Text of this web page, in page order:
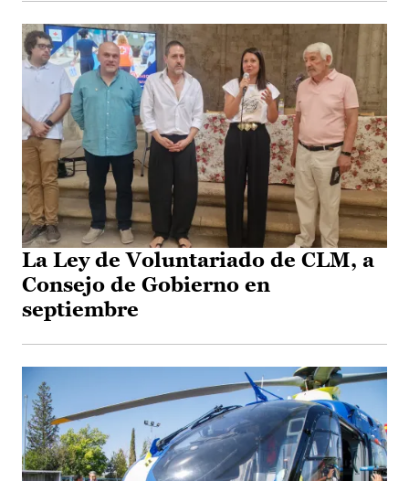
La Ley de Voluntariado de CLM, a
Consejo de Gobierno en
septiembre